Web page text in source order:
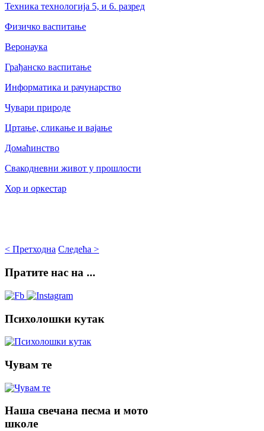
Техника технологија 5, и 6. разред
Физичко васпитање
Веронаука
Грађанско васпитање
Информатика и рачунарство
Чувари природе
Цртање, сликање и вајање
Домаћинство
Свакодневни живот у прошлости
Хор и оркестар
< Претходна Следећа >
Пратите нас на ...
Психолошки кутак
Чувам те
Наша свечана песма и мото
школе